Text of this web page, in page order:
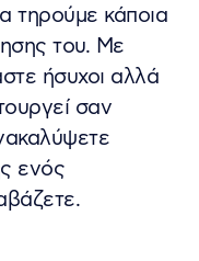
τηρούμε κάποια
του. Με
ήσυχοι αλλά
σαν
ενός